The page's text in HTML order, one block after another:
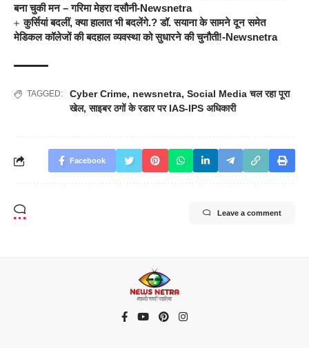
बना चुकी मन – गरिमा मेहरा दसौनी-Newsnetra
कुर्सियां बदलीं, क्या हालात भी बदलेंगे.? डॉ. सयाना के सामने दून समेत
मेडिकल कॉलेजों की बदहाल व्यवस्था को सुधारने की चुनौती!-Newsnetra
TAGGED: Cyber Crime, newsnetra, Social Media चल रहा पूरा
खेल,साइबर ठगों के रडार पर IAS-IPS अधिकारी
Facebook
Leave a comment